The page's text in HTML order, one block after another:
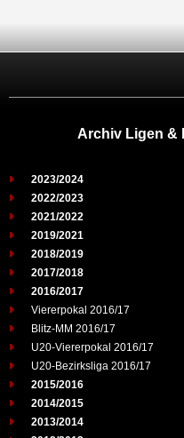
Archiv Ligen &
2023/2024
2022/2023
2021/2022
2019/2021
2018/2019
2017/2018
2016/2017
Viererpokal 2016/17
Blitz-MM 2016/17
U20-Viererpokal 2016/17
U20-Bezirksliga 2016/17
2015/2016
2014/2015
2013/2014